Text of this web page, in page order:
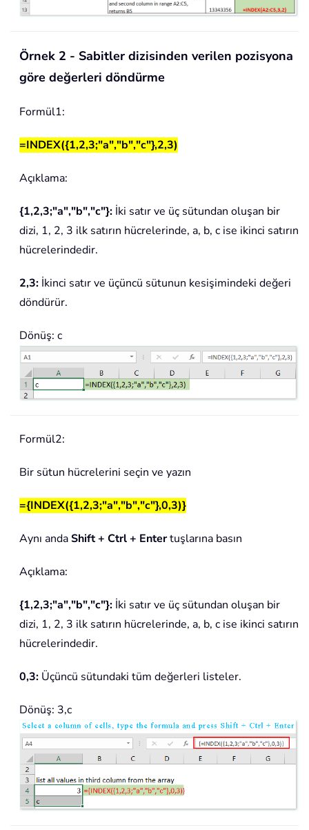
Örnek 2 - Sabitler dizisinden verilen pozisyona
göre değerleri döndürme
Formül1:
=INDEX({1,2,3;"a","b","c"},2,3)
Açıklama:
{1,2,3;"a","b","c"}: İki satır ve üç sütundan oluşan bir
dizi, 1, 2, 3 ilk satırın hücrelerinde, a, b, c ise ikinci satırın
hücrelerindedir.
2,3: İkinci satır ve üçüncü sütunun kesişimindeki değeri
döndürür.
Dönüş: c
Formül2:
Bir sütun hücrelerini seçin ve yazın
={INDEX({1,2,3;"a","b","c"},0,3)}
Aynı andaShift + Ctrl + Entertuşlarına basın
Açıklama:
{1,2,3;"a","b","c"}: İki satır ve üç sütundan oluşan bir
dizi, 1, 2, 3 ilk satırın hücrelerinde, a, b, c ise ikinci satırın
hücrelerindedir.
0,3: Üçüncü sütundaki tüm değerleri listeler.
Dönüş: 3,c